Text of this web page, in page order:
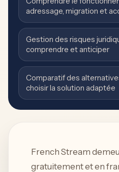
adressage, migration et
Gestion des risques
comprendre et anticiper
Comparatif des
choisir la solution adaptée
French Stream
gratuitement et en